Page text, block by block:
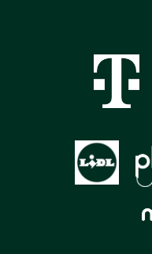
SPONSOREN